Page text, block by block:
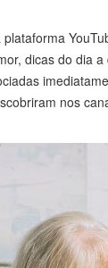
dicas do dia
nos